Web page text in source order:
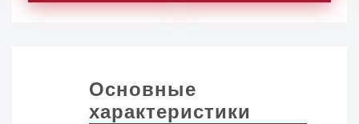
Основные
характеристики